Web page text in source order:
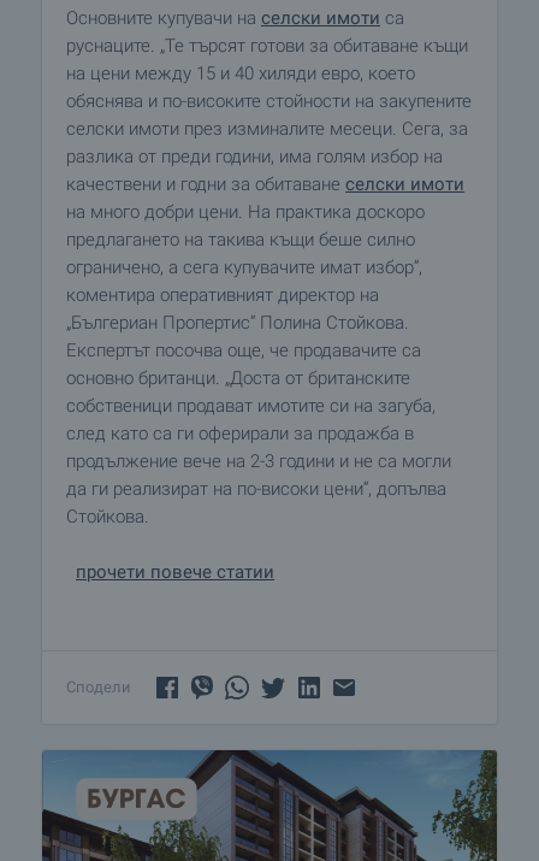
Основните купувачи на селски имоти са
руснаците. „Те търсят готови за обитаване къщи
на цени между 15 и 40 хиляди евро, което
обяснява и по-високите стойности на закупените
селски имоти през изминалите месеци. Сега, за
разлика от преди години, има голям избор на
качествени и годни за обитаване селски имоти
на много добри цени. На практика доскоро
предлагането на такива къщи беше силно
ограничено, а сега купувачите имат избор“,
коментира оперативният директор на
„Бългериaн Пропeртис“ Полина Стойкова.
Експертът посочва още, че продавачите са
основно британци. „Доста от британските
собственици продават имотите си на загуба,
след като са ги оферирали за продажба в
продължение вече на 2-3 години и не са могли
да ги реализират на по-високи цени“, допълва
Стойкова.
прочети повече статии
Сподели